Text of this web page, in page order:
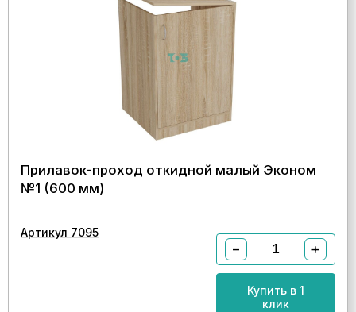
Прилавок-проход откидной малый Эконом
№1 (600 мм)
Артикул 7095
− +
Купить в 1
клик